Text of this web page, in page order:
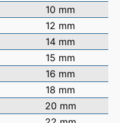
10 mm
12 mm
14 mm
15 mm
16 mm
18 mm
20 mm